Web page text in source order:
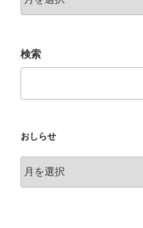
原
ス
検索
おしらせ
し